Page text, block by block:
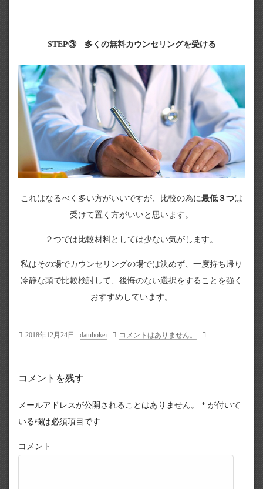
STEP③ 多くの無料カウンセリングを受ける
これはなるべく多い方がいいですが、比較の為に最低３つは
受けて置く方がいいと思います。
２つでは比較材料としては少ない気がします。
私はその場でカウンセリングの場では決めず、一度持ち帰り
冷静な頭で比較検討して、後悔のない選択をすることを強く
おすすめしています。
2018年12月24日 datuhokei コメントはありません。
コメントを残す
メールアドレスが公開されることはありません。 * が付いて
いる欄は必須項目です
コメント